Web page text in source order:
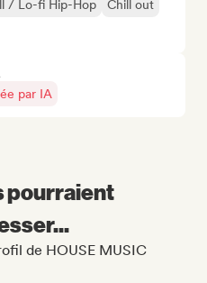
/ Lo-fi Hip-Hop
Chill out
par IA
pourraient
de HOUSE MUSIC